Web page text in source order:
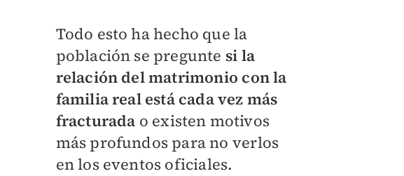
Todo esto ha hecho que la
población se pregunte si la
relación del matrimonio con la
familia real está cada vez más
fracturada o existen motivos
más profundos para no verlos
en los eventos oficiales.